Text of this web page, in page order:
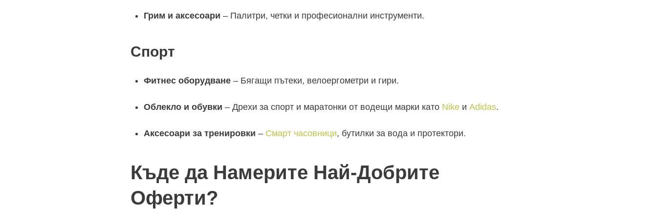
Грим и аксесоари – Палитри, четки и професионални инструменти.
Спорт
Фитнес оборудване – Бягащи пътеки, велоергометри и гири.
Облекло и обувки – Дрехи за спорт и маратонки от водещи марки като Nike и Adidas.
Аксесоари за тренировки – Смарт часовници, бутилки за вода и протектори.
Къде да Намерите Най-Добрите
Оферти?